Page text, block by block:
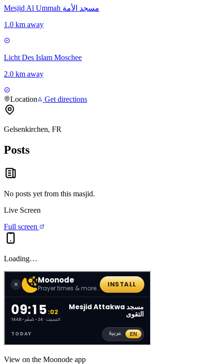
Mesjid Al Ummah مسجد الأمة
1.0 km away
Licht Des Islam Moschee
2.0 km away
Location Get directions
Gelsenkirchen, FR
Posts
No posts yet from this masjid.
Live Screen
Full screen
Loading…
View on the Moonode app